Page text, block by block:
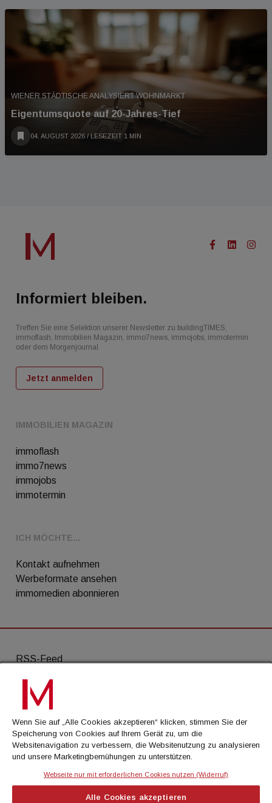
WIENER STÄDTISCHE ANALYSIERT WOHNMARKT
Eigentumsquote auf 20-Jahres-Tief
04. AUGUST 2026 / LESEZEIT 1 MIN
IMMOBILIEN MAGAZIN
immoflash
immo7news
immojobs
immotermin
ICH MÖCHTE...
Kontakt aufnehmen
Werbeformate ansehen
immomedien abonnieren
Informiert bleiben.
Treffen Sie eine Selektion unserer Newsletter zu buildingTIMES,
immoflash, Immobilien Magazin, immo7news, immojobs, immotermin
oder dem Morgenjournal
Jetzt anmelden
RSS-Feed
AGB
Datenschutz
Kontakt
Impressum
Wenn Sie auf „Alle Cookies akzeptieren“ klicken, stimmen Sie der
Speicherung von Cookies auf Ihrem Gerät zu, um die
Websitenavigation zu verbessern, die Websitenutzung zu analysieren
und unsere Marketingbemühungen zu unterstützen.
Webseite nur mit erforderlichen Cookies nutzen (Widerruf)
Alle Cookies akzeptieren